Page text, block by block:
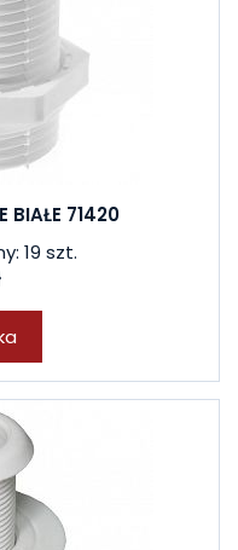
BIAŁE 71420
19 szt.